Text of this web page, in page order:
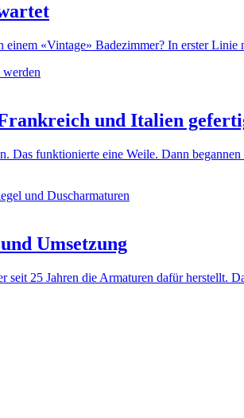
«Vintage» Badezimmer? In erster
und Italien
funktionierte eine Weile. Dann
Umsetzung
25 Jahren die Armaturen dafür herstellt.